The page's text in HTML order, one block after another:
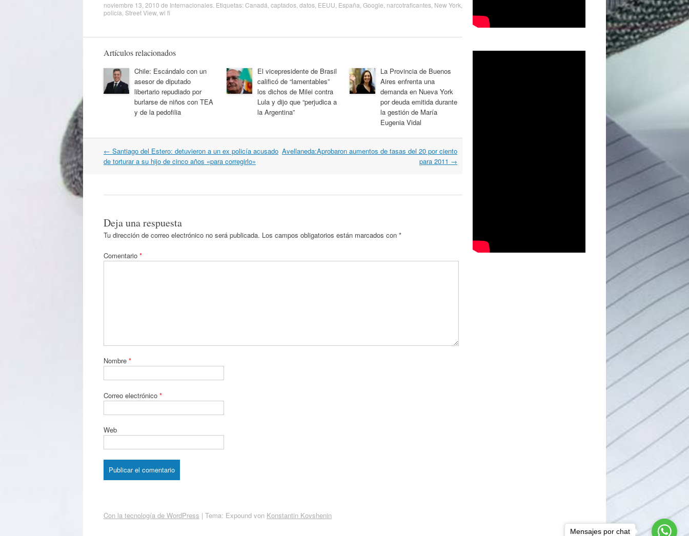
noviembre 13, 2010 de Internacionales . Etiquetas:Canadá captados datos EEUU España Google narcotraficantes New York
policía Street View, wi fi
Artículos relacionados
Chile: Escándalo con un
asesor de diputado
libertario repudiado por
burlarse de niños con TEA
y de la pedofilia
El vicepresidente de Brasil
calificó de “lamentables”
los dichos de Milei contra
Lula y dijo que “perjudica a
la Argentina”
La Provincia de Buenos
Aires enfrenta una
demanda en Nueva York
por deuda emitida durante
la gestión de María
Eugenia Vidal
Navegación
por
← Santiago del Estero: detuvieron a un ex policía acusado
de torturar a su hijo de cinco años «para corregirlo»
Avellaneda:Aprobaron aumentos de tasas del 20 por ciento
para 2011 →
Deja una respuesta
Tu dirección de correo electrónico no será publicada. Los campos obligatorios están marcados con *
Comentario *
Nombre *
Correo electrónico *
Web
Con la tecnología de WordPress | Tema: Expound von Konstantin Kovshenin
Mensajes por chat